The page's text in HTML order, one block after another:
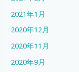
2021年1月
2020年12月
2020年11月
2020年9月